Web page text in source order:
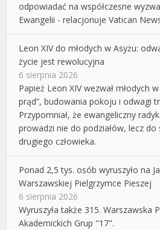
odpowiadać na współczesne
Ewangelii - relacjonuje Vatican
Leon XIV do młodych w Asyżu:
życie jest rewolucyjna
6 sierpnia 2026
Papież Leon XIV wezwał młodych
prąd”, budowania pokoju i odwagi
Przypomniał, że ewangeliczny
prowadzi nie do podziałów, lecz do
drugiego człowieka.
Ponad 2,5 tys. osób wyruszyło na
Warszawskiej Pielgrzymce Pieszej
6 sierpnia 2026
Wyruszyła także 315. Warszawska
Akademickich Grup "17".